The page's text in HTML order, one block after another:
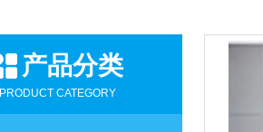
产品分类
PRODUCT CATEGORY